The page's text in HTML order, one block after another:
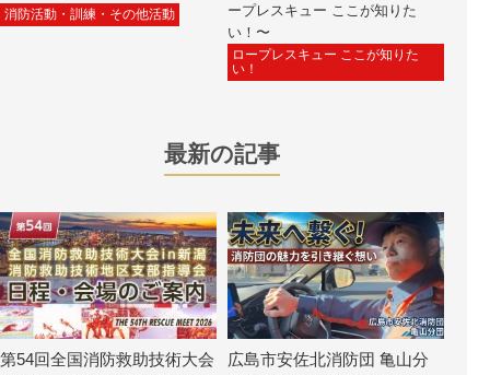
消防活動・訓練・その他活動
ープレスキュー ここが知りた
い！〜
ロープレスキュー ここが知りた
い！
最新の記事
第54回全国消防救助技術大会
広島市安佐北消防団 亀山分